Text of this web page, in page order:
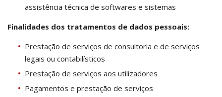
assistência técnica de softwares e sistemas
Finalidades dos tratamentos de dados pessoais:
Prestação de serviços de consultoria e de serviços
legais ou contabilísticos
Prestação de serviços aos utilizadores
Pagamentos e prestação de serviços